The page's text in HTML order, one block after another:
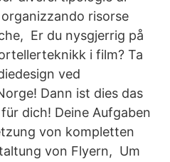
risorse
Er du nysgjerrig på
i film? Ta
ved
Dann ist dies das
dich! Deine Aufgaben
von kompletten
von Flyern, Um